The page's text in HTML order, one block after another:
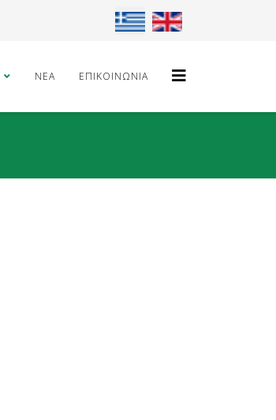
Επιλέξτε τη γλώσσα σας
ΝΈΑ ΕΠΙΚΟΙΝΩΝΊΑ